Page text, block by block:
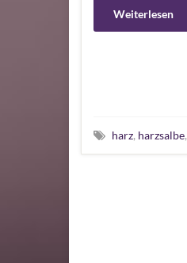
Weiterlesen
harz, harzsalbe,